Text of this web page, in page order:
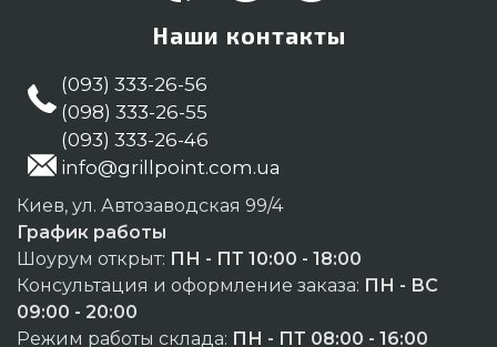
Наши контакты
(093) 333-26-56
(098) 333-26-55
(093) 333-26-46
info@grillpoint.com.ua
Киев, ул. Автозаводская 99/4
График работы
Шоурум открыт: ПН - ПТ 10:00 - 18:00
Консультация и оформление заказа: ПН - ВС
09:00 - 20:00
Режим работы склада: ПН - ПТ 08:00 - 16:00